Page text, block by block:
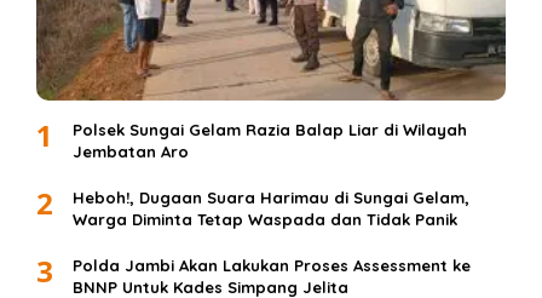
1
Polsek Sungai Gelam Razia Balap Liar di Wilayah
Jembatan Aro
2
Heboh!, Dugaan Suara Harimau di Sungai Gelam,
Warga Diminta Tetap Waspada dan Tidak Panik
3
Polda Jambi Akan Lakukan Proses Assessment ke
BNNP Untuk Kades Simpang Jelita